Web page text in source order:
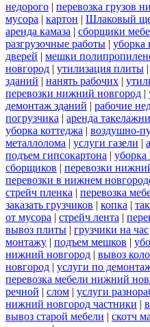
недорого | перевозка грузов
мусора | картон | Шлаковый
аренда камаза | сборщики
разгрузочные работы | уборка
дверей | мешки
новгород | утилизация плиты |
зданий | нанять рабочих |
перевозки нижний новгород |
демонтаж зданий | рабочие
погрузчика | аренда
уборка коттеджа | воздушно-
металлолома | услуги газели |
подъем гипсокартона | уборка
сборщиков | перевозки
перевозки в нижнем
стрейч пленка | перевозка
заказать грузчиков | копка |
от мусора | стрейч лента |
вывоз плиты | грузчики на час
монтажу | подъем мешков |
нижний новгород | вывоз
новгород | услуги по
перевозка мебели нижний
речной | слом | услуги
нижний новгород частники |
вывоз старой мебели | скотч